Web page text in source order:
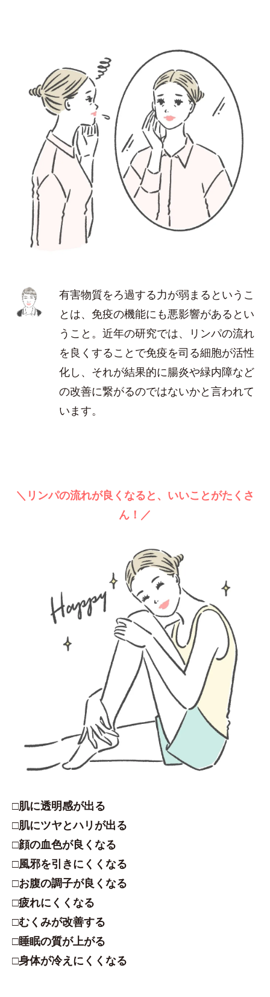
有害物質をろ過する力が弱まるというこ
とは、免疫の機能にも悪影響があるとい
うこと。近年の研究では、リンパの流れ
を良くすることで免疫を司る細胞が活性
化し、それが結果的に腸炎や緑内障など
の改善に繋がるのではないかと言われて
います。
＼リンパの流れが良くなると、いいことがたくさ
ん！／
□肌に透明感が出る
□肌にツヤとハリが出る
□顔の血色が良くなる
□風邪を引きにくくなる
□お腹の調子が良くなる
□疲れにくくなる
□むくみが改善する
□睡眠の質が上がる
□身体が冷えにくくなる